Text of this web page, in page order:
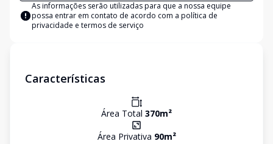
As informações serão utilizadas para que a nossa equipe
possa entrar em contato de acordo com a política de
privacidade e termos de serviço
Características
Área Total 370m²
Área Privativa 90m²